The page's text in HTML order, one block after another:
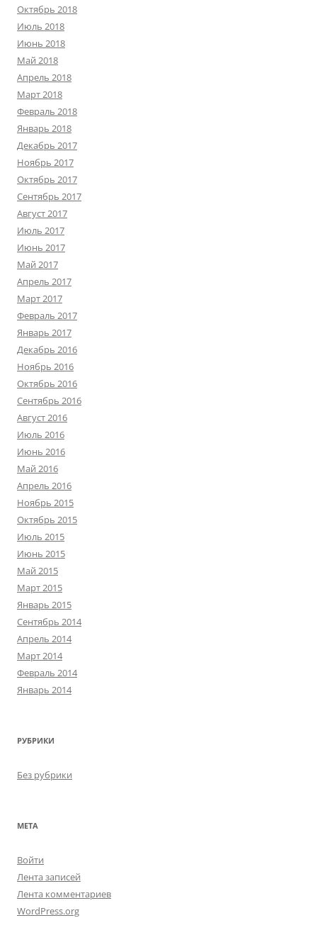
Октябрь 2018
Июль 2018
Июнь 2018
Май 2018
Апрель 2018
Март 2018
Февраль 2018
Январь 2018
Декабрь 2017
Ноябрь 2017
Октябрь 2017
Сентябрь 2017
Август 2017
Июль 2017
Июнь 2017
Май 2017
Апрель 2017
Март 2017
Февраль 2017
Январь 2017
Декабрь 2016
Ноябрь 2016
Октябрь 2016
Сентябрь 2016
Август 2016
Июль 2016
Июнь 2016
Май 2016
Апрель 2016
Ноябрь 2015
Октябрь 2015
Июль 2015
Июнь 2015
Май 2015
Март 2015
Январь 2015
Сентябрь 2014
Апрель 2014
Март 2014
Февраль 2014
Январь 2014
РУБРИКИ
Без рубрики
МЕТА
Войти
Лента записей
Лента комментариев
WordPress.org